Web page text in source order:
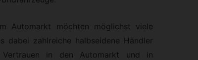
Automarkt möchten möglichst viele
dabei zahlreiche halbseidene Händler
in den Automarkt und in